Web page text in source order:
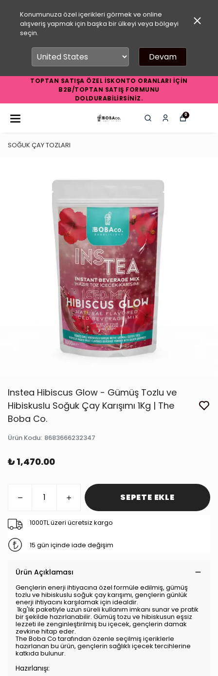
Konumunuza özel içerikleri görmek ve online
alışveriş yapmak için başka bir ülkeyi veya bölgeyi
seçin.
Devam
TOPTAN SATIŞA ÖZEL İSKONTO ORANLARI İÇİN
B2B/TOPTAN SATIŞ FORMUNU
DOLDURABİLİRSİNİZ.
0
SOĞUK ÇAY TOZLARI
Instea Hibiscus Glow - Gümüş Tozlu ve
Hibiskuslu Soğuk Çay Karışımı 1Kg | The
Boba Co.
Ürün Kodu: 8683666232347
₺ 1,470.00
SEPETE EKLE
1000TL üzeri ücretsiz kargo
15 gün içinde iade değişim
Ürün Açıklaması
Gençlerin enerji ihtiyacına özel formüle edilmiş, gümüş
tozlu ve hibiskuslu soğuk çay karışımı, gençlerin günlük
enerji ihtiyacını karşılamak için idealdir.
1kg'lık paketiyle uzun süreli kullanım imkanı sunar ve pratik
bir şekilde hazırlanabilir. Gümüş tozu ve hibiskusun eşsiz
lezzeti ile zenginleştirilmiş bu içecek, gençlerin damak
zevkine hitap eder.
The Boba Co tarafından özenle seçilmiş içeriklerle
hazırlanan bu ürün, gençlerin sağlıklı içecek tercihlerine
katkıda bulunur.
Hazırlanışı: